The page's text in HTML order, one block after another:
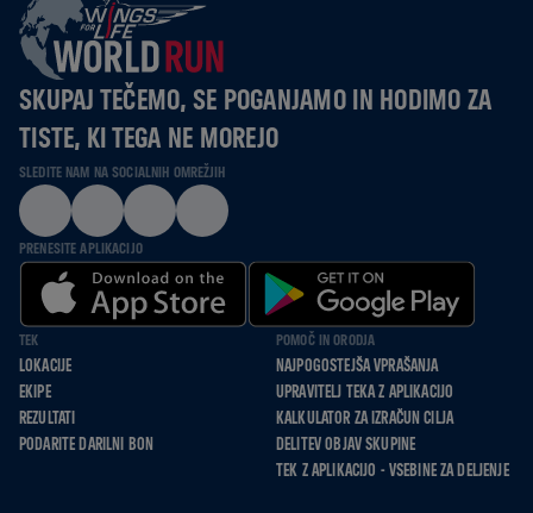
SKUPAJ TEČEMO, SE POGANJAMO IN HODIMO ZA
TISTE, KI TEGA NE MOREJO
SLEDITE NAM NA SOCIALNIH OMREŽJIH
PRENESITE APLIKACIJO
TEK
LOKACIJE
EKIPE
REZULTATI
PODARITE DARILNI BON
POMOČ IN ORODJA
NAJPOGOSTEJŠA VPRAŠANJA
UPRAVITELJ TEKA Z APLIKACIJO
KALKULATOR ZA IZRAČUN CILJA
DELITEV OBJAV SKUPINE
TEK Z APLIKACIJO - VSEBINE ZA DELJENJE